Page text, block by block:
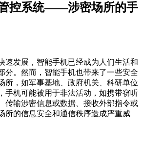
控系统——涉密场所的手
速发展，智能手机已经成为人们生活和
分。然而，智能手机也带来了一些安全
所，如军事基地、政府机关、科研单位
手机可能被用于非法活动，如携带窃听
传输涉密信息或数据、接收外部指令或
所的信息安全和通信秩序造成严重威